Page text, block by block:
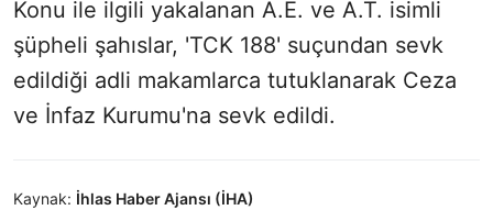
Konu ile ilgili yakalanan A.E. ve A.T. isimli
şüpheli şahıslar, 'TCK 188' suçundan sevk
edildiği adli makamlarca tutuklanarak Ceza
ve İnfaz Kurumu'na sevk edildi.
Kaynak: İhlas Haber Ajansı (İHA)